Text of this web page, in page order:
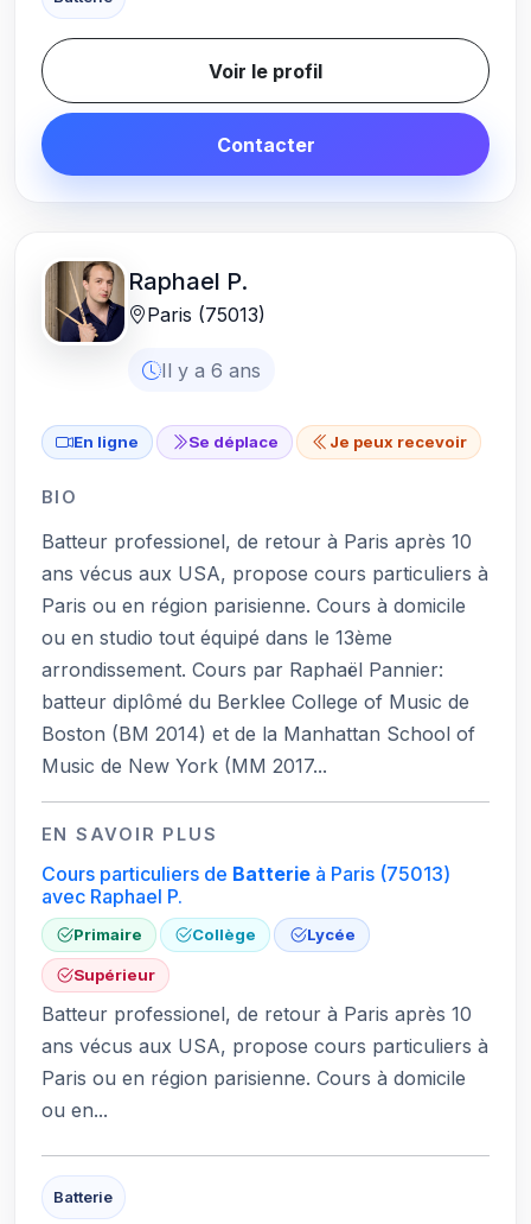
Voir le profil
Contacter
Raphael P.
Paris (75013)
Il y a 6 ans
En ligne Se déplace Je peux recevoir
BIO
Batteur professionel, de retour à Paris après 10
ans vécus aux USA, propose cours particuliers à
Paris ou en région parisienne. Cours à domicile
ou en studio tout équipé dans le 13ème
arrondissement. Cours par Raphaël Pannier:
batteur diplômé du Berklee College of Music de
Boston (BM 2014) et de la Manhattan School of
Music de New York (MM 2017...
EN SAVOIR PLUS
Cours particuliers de Batterieà Paris (75013)
avec Raphael P.
Primaire Collège Lycée
Supérieur
Batteur professionel, de retour à Paris après 10
ans vécus aux USA, propose cours particuliers à
Paris ou en région parisienne. Cours à domicile
ou en...
Batterie